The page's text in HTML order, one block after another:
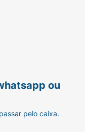
ou
pelo caixa.